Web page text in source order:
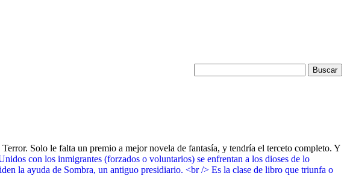
Solo le falta un premio a mejor novela de fantasía, y tendría el terceto completo. Y